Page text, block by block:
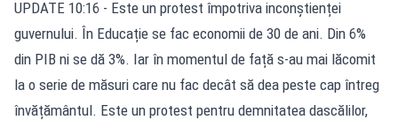
UPDATE 10:16 - Este un protest împotriva inconștienței
guvernului. În Educație se fac economii de 30 de ani. Din 6%
din PIB ni se dă 3%. Iar în momentul de față s-au mai lăcomit
la o serie de măsuri care nu fac decât să dea peste cap întreg
învățământul. Este un protest pentru demnitatea dascălilor,